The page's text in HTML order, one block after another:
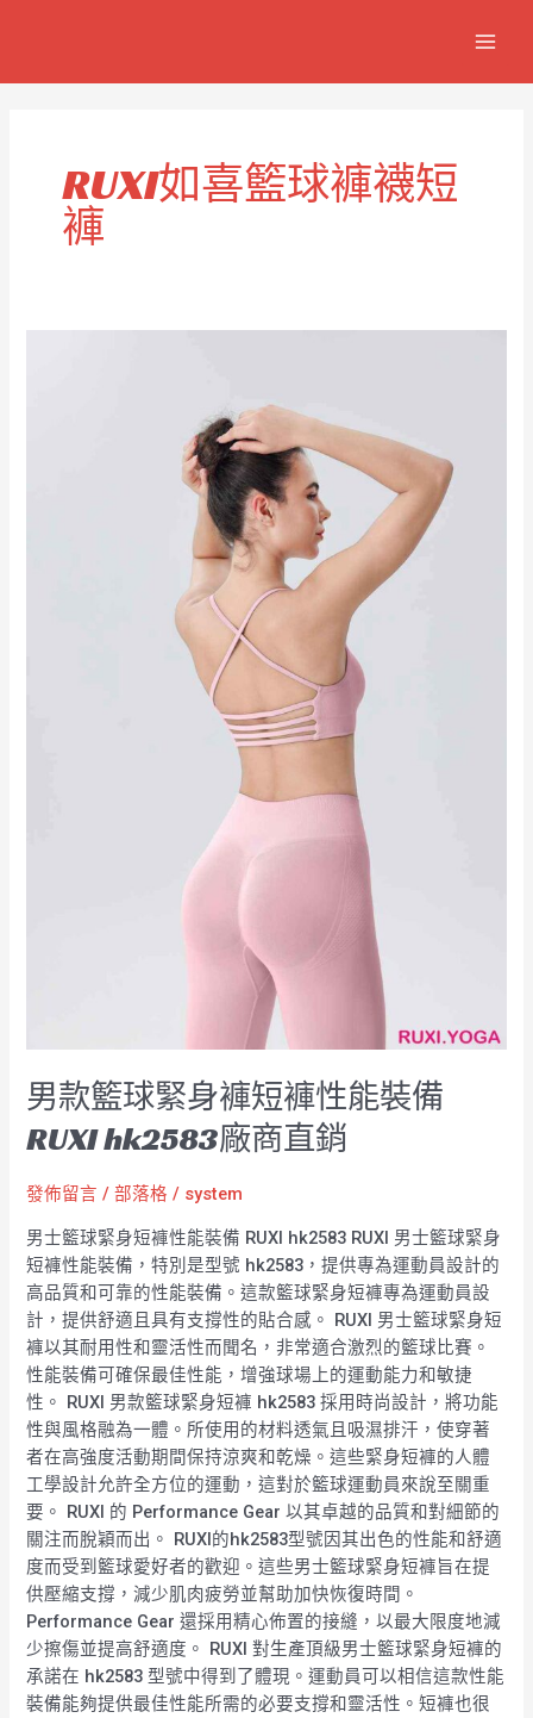
RUXI如喜籃球褲襪短
褲
男款籃球緊身褲短褲性能裝備
RUXI hk2583廠商直銷
發佈留言 /部落格 / system
男士籃球緊身短褲性能裝備 RUXI hk2583 RUXI 男士籃球緊身
短褲性能裝備，特別是型號 hk2583，提供專為運動員設計的
高品質和可靠的性能裝備。這款籃球緊身短褲專為運動員設
計，提供舒適且具有支撐性的貼合感。 RUXI 男士籃球緊身短
褲以其耐用性和靈活性而聞名，非常適合激烈的籃球比賽。
性能裝備可確保最佳性能，增強球場上的運動能力和敏捷
性。 RUXI 男款籃球緊身短褲 hk2583 採用時尚設計，將功能
性與風格融為一體。所使用的材料透氣且吸濕排汗，使穿著
者在高強度活動期間保持涼爽和乾燥。這些緊身短褲的人體
工學設計允許全方位的運動，這對於籃球運動員來說至關重
要。 RUXI 的 Performance Gear 以其卓越的品質和對細節的
關注而脫穎而出。 RUXI的hk2583型號因其出色的性能和舒適
度而受到籃球愛好者的歡迎。這些男士籃球緊身短褲旨在提
供壓縮支撐，減少肌肉疲勞並幫助加快恢復時間。
Performance Gear 還採用精心佈置的接縫，以最大限度地減
少擦傷並提高舒適度。 RUXI 對生產頂級男士籃球緊身短褲的
承諾在 hk2583 型號中得到了體現。運動員可以相信這款性能
裝備能夠提供最佳性能所需的必要支撐和靈活性。短褲也很